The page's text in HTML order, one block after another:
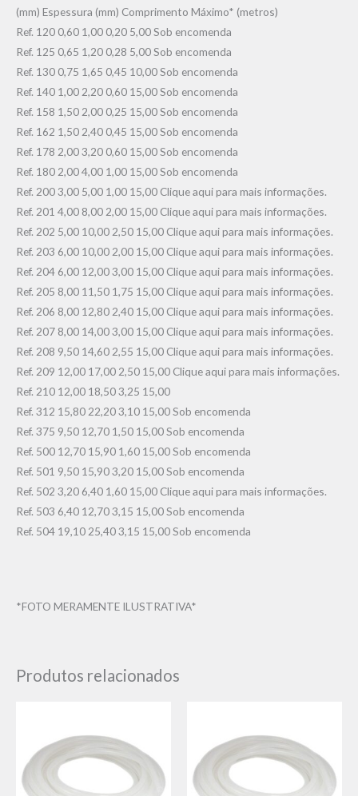
(mm) Espessura (mm) Comprimento Máximo* (metros)
Ref. 120 0,60 1,00 0,20 5,00 Sob encomenda
Ref. 125 0,65 1,20 0,28 5,00 Sob encomenda
Ref. 130 0,75 1,65 0,45 10,00 Sob encomenda
Ref. 140 1,00 2,20 0,60 15,00 Sob encomenda
Ref. 158 1,50 2,00 0,25 15,00 Sob encomenda
Ref. 162 1,50 2,40 0,45 15,00 Sob encomenda
Ref. 178 2,00 3,20 0,60 15,00 Sob encomenda
Ref. 180 2,00 4,00 1,00 15,00 Sob encomenda
Ref. 200 3,00 5,00 1,00 15,00 Clique aqui para mais informações.
Ref. 201 4,00 8,00 2,00 15,00 Clique aqui para mais informações.
Ref. 202 5,00 10,00 2,50 15,00 Clique aqui para mais informações.
Ref. 203 6,00 10,00 2,00 15,00 Clique aqui para mais informações.
Ref. 204 6,00 12,00 3,00 15,00 Clique aqui para mais informações.
Ref. 205 8,00 11,50 1,75 15,00 Clique aqui para mais informações.
Ref. 206 8,00 12,80 2,40 15,00 Clique aqui para mais informações.
Ref. 207 8,00 14,00 3,00 15,00 Clique aqui para mais informações.
Ref. 208 9,50 14,60 2,55 15,00 Clique aqui para mais informações.
Ref. 209 12,00 17,00 2,50 15,00 Clique aqui para mais informações.
Ref. 210 12,00 18,50 3,25 15,00
Ref. 312 15,80 22,20 3,10 15,00 Sob encomenda
Ref. 375 9,50 12,70 1,50 15,00 Sob encomenda
Ref. 500 12,70 15,90 1,60 15,00 Sob encomenda
Ref. 501 9,50 15,90 3,20 15,00 Sob encomenda
Ref. 502 3,20 6,40 1,60 15,00 Clique aqui para mais informações.
Ref. 503 6,40 12,70 3,15 15,00 Sob encomenda
Ref. 504 19,10 25,40 3,15 15,00 Sob encomenda
*FOTO MERAMENTE ILUSTRATIVA*
Produtos relacionados